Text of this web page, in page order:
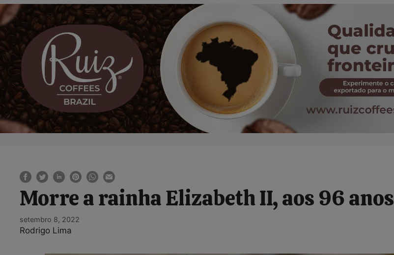
Morre a rainha Elizabeth II, aos 96 anos
setembro 8, 2022
Rodrigo Lima